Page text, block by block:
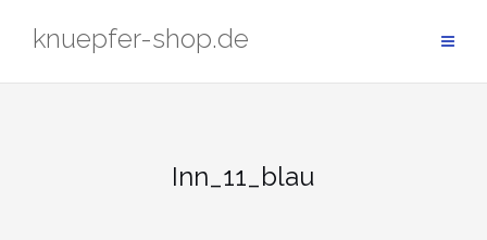
Inhaltknuepfer-shop.de
Inn_11_blau